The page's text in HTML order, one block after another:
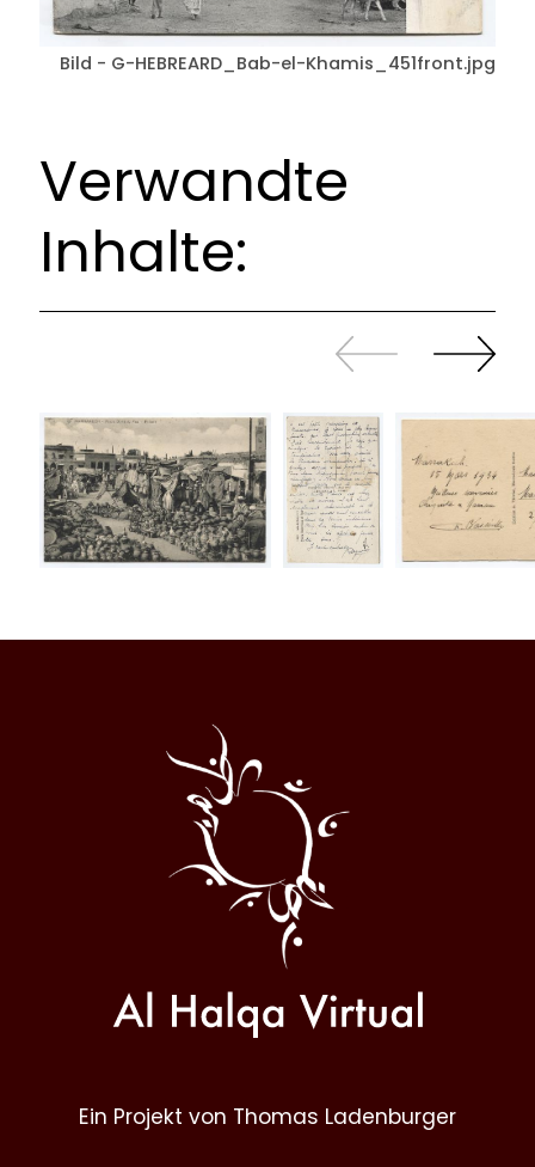
Bild - G-HEBREARD_Bab-el-Khamis_451front.jpg
Verwandte
Inhalte:
Zurück
sliden
Weiter
sliden
Halqa
Ein Projekt von Thomas Ladenburger